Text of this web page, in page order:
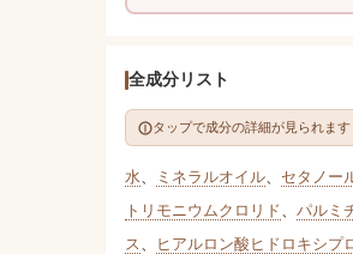
全成分リスト
タップで成分の詳細が見られます
水、 ミネラルオイル、 セタノー
トリモニウムクロリド、 パルミ
ス、 ヒアルロン酸ヒドロキシプ